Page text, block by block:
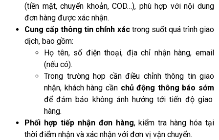
(tiền mặt, chuyển khoản, COD…), phù hợp với nội dung
đơn hàng được xác nhận.
Cung cấp thông tin chính xáctrong suốt quá trình giao
dịch, bao gồm:
Họ tên, số điện thoại, địa chỉ nhận hàng, email
(nếu có).
Trong trường hợp cần điều chỉnh thông tin giao
nhận, khách hàng cần chủ động thông báo sớm
để đảm bảo không ảnh hưởng tới tiến độ giao
hàng.
Phối hợp tiếp nhận đơn hàng, kiểm tra hàng hóa tại
thời điểm nhận và xác nhận với đơn vị vận chuyển.